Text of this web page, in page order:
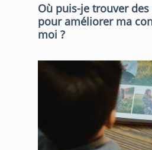
Où puis-je trouver
pour améliorer ma
moi ?